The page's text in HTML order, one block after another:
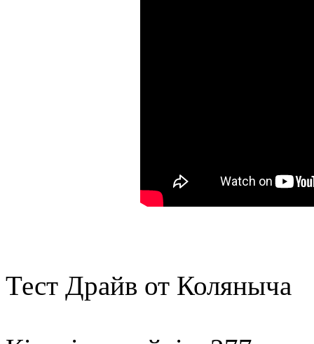
Тест Драйв от Коляныча